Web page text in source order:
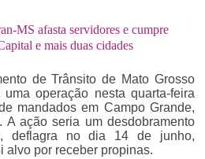
MS afasta servidores e cumpre
e mais duas cidades
de Trânsito de Mato Grosso
operação nesta quarta-feira
mandados em Campo Grande,
A ação seria um desdobramento
deflagra no dia 14 de junho,
alvo por receber propinas.